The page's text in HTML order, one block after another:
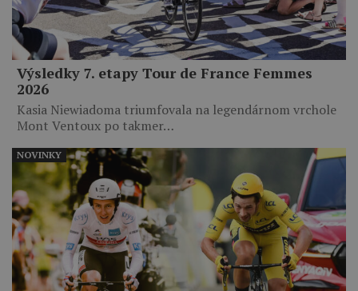
Výsledky 7. etapy Tour de France Femmes
2026
Kasia Niewiadoma triumfovala na legendárnom vrchole
Mont Ventoux po takmer…
NOVINKY